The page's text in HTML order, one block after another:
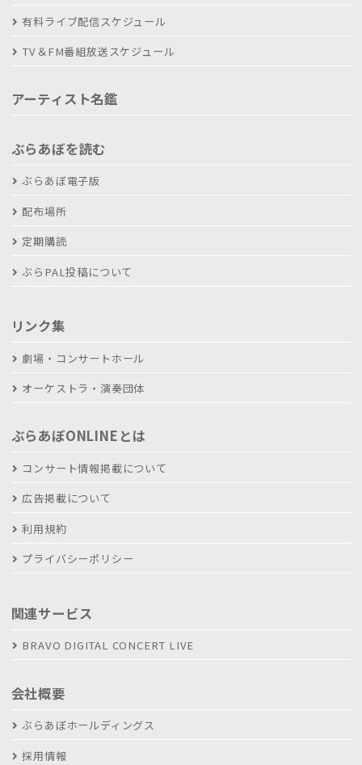
有料ライブ配信スケジュール
TV＆FM番組放送スケジュール
アーティスト名鑑
ぶらあぼを読む
ぶらあぼ電子版
配布場所
定期購読
ぶらPAL投稿について
リンク集
劇場・コンサートホール
オーケストラ・演奏団体
ぶらあぼONLINEとは
コンサート情報掲載について
広告掲載について
利用規約
プライバシーポリシー
関連サービス
BRAVO DIGITAL CONCERT LIVE
会社概要
ぶらあぼホールディングス
採用情報